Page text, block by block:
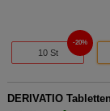
10 St
20%
DERIVATIO Tabletten